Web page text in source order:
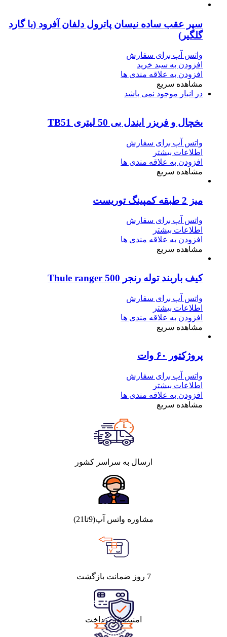
سپر عقب ساده نیسان پاترول دلفان آفرود (با گارد
گلگیر)
واتس آپ برای سفارش
افزودن به سبد خرید
افزودن به علاقه مندی ها
مشاهده سریع
در انبار موجود نمی باشد
یخچال و فریزر ایندل بی 50 لیتری TB51
واتس آپ برای سفارش
اطلاعات بیشتر
افزودن به علاقه مندی ها
مشاهده سریع
میز 2 طبقه کمپینگ توریست
واتس آپ برای سفارش
اطلاعات بیشتر
افزودن به علاقه مندی ها
مشاهده سریع
کیف باربند توله رنجر Thule ranger 500
واتس آپ برای سفارش
اطلاعات بیشتر
افزودن به علاقه مندی ها
مشاهده سریع
پروژکتور ۶۰ وات
واتس آپ برای سفارش
اطلاعات بیشتر
افزودن به علاقه مندی ها
مشاهده سریع
ارسال به سراسر کشور
مشاوره واتس آپ(9تا21)
7 روز ضمانت بازگشت
امنیت در پرداخت